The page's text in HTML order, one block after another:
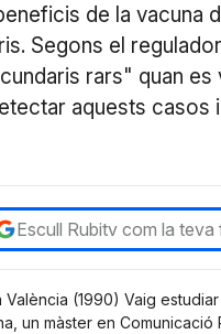
de la vacuna
Segons el
rars" quan
aquests casos
Escull Rubitv com la
València (1990) Vaig
un màster en Comunicació